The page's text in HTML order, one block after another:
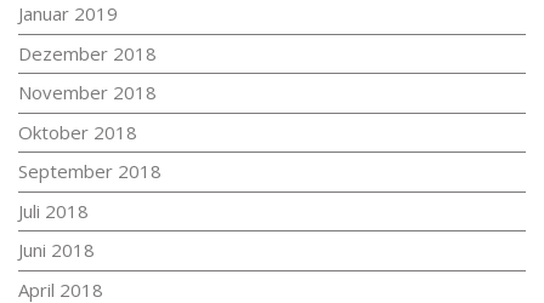
Januar 2019
Dezember 2018
November 2018
Oktober 2018
September 2018
Juli 2018
Juni 2018
April 2018